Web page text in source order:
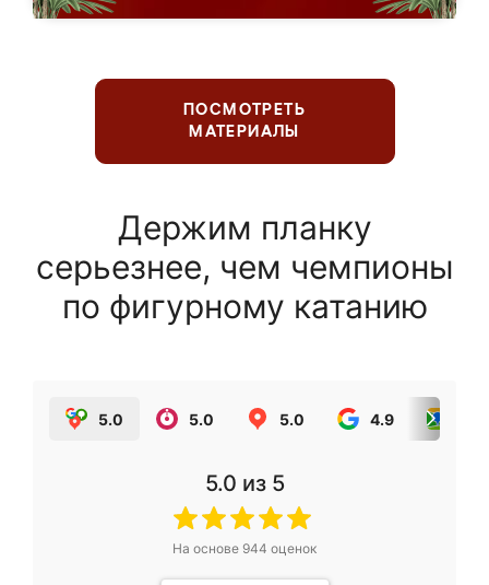
ПОСМОТРЕТЬ
МАТЕРИАЛЫ
Держим планку
серьезнее, чем чемпионы
по фигурному катанию
5.0 5.0 5.0 4.9
5.0 из 5
На основе 944 оценок